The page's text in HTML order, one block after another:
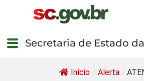
Secretaria de Estado
Início / Alerta /